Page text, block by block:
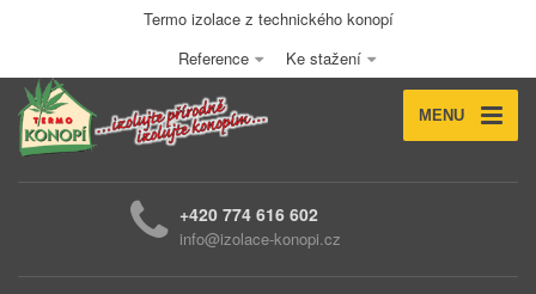
Termo izolace z technického konopí
Reference
Ke stažení
MENU
+420 774 616 602
info@izolace-konopi.cz